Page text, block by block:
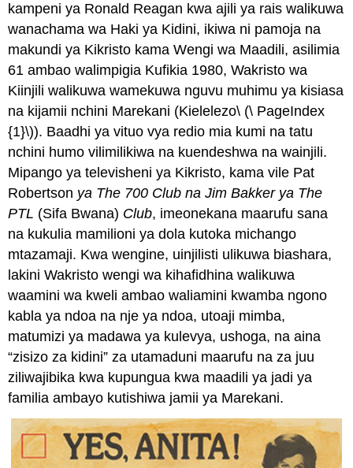
kampeni ya Ronald Reagan kwa ajili ya rais walikuwa
wanachama wa Haki ya Kidini, ikiwa ni pamoja na
makundi ya Kikristo kama Wengi wa Maadili, asilimia
61 ambao walimpigia Kufikia 1980, Wakristo wa
Kiinjili walikuwa wamekuwa nguvu muhimu ya kisiasa
na kijamii nchini Marekani (Kielelezo\ (\ PageIndex
{1}\)). Baadhi ya vituo vya redio mia kumi na tatu
nchini humo vilimilikiwa na kuendeshwa na wainjili.
Mipango ya televisheni ya Kikristo, kama vile Pat
Robertson ya The 700 Club na Jim Bakker ya The
PTL (Sifa Bwana) Club, imeonekana maarufu sana
na kukulia mamilioni ya dola kutoka michango
mtazamaji. Kwa wengine, uinjilisti ulikuwa biashara,
lakini Wakristo wengi wa kihafidhina walikuwa
waamini wa kweli ambao waliamini kwamba ngono
kabla ya ndoa na nje ya ndoa, utoaji mimba,
matumizi ya madawa ya kulevya, ushoga, na aina
“zisizo za kidini” za utamaduni maarufu na za juu
ziliwajibika kwa kupungua kwa maadili ya jadi ya
familia ambayo kutishiwa jamii ya Marekani.